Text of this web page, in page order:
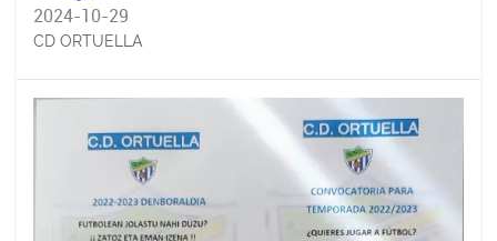
2024-10-29
CD ORTUELLA